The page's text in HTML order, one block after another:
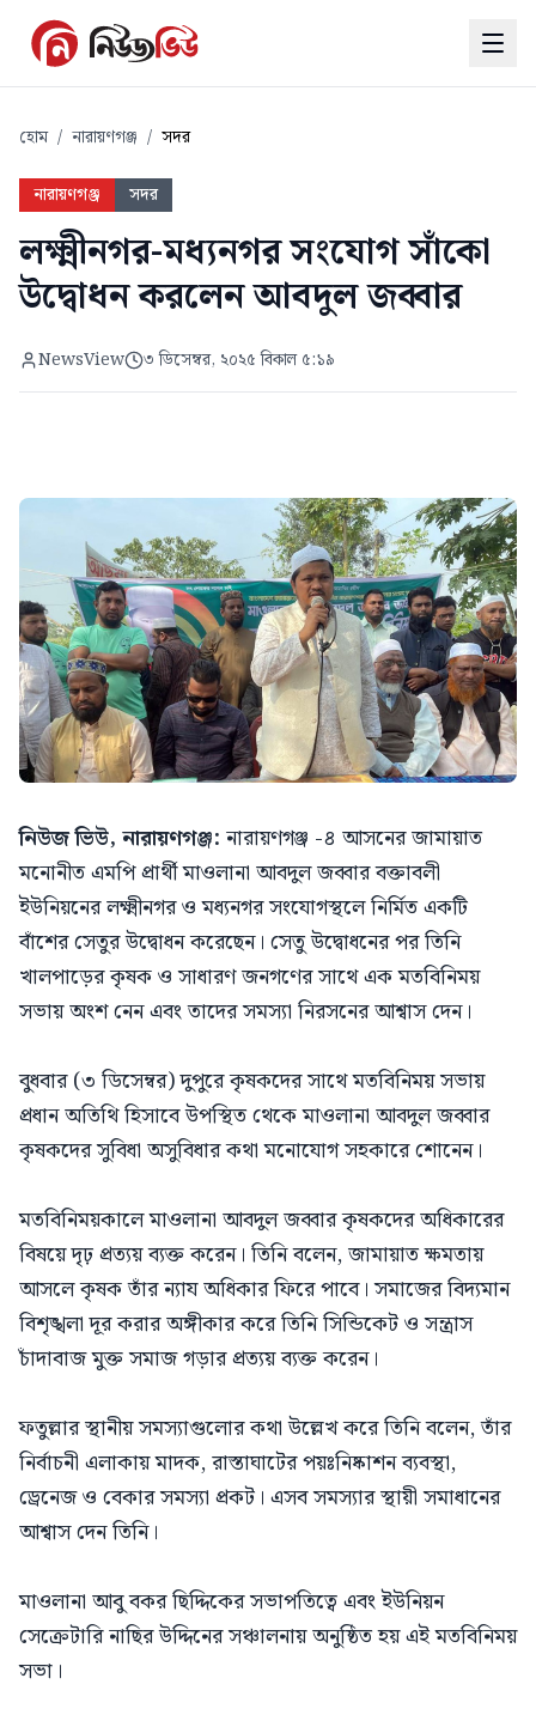
হোম / নারায়ণগঞ্জ / সদর
নারায়ণগঞ্জ সদর
লক্ষ্মীনগর-মধ্যনগর সংযোগ সাঁকো
উদ্বোধন করলেন আবদুল জব্বার
NewsView ৩ ডিসেম্বর, ২০২৫ বিকাল ৫:১৯
নিউজ ভিউ, নারায়ণগঞ্জ: নারায়ণগঞ্জ -৪ আসনের জামায়াত
মনোনীত এমপি প্রার্থী মাওলানা আবদুল জব্বার বক্তাবলী
ইউনিয়নের লক্ষ্মীনগর ও মধ্যনগর সংযোগস্থলে নির্মিত একটি
বাঁশের সেতুর উদ্বোধন করেছেন। সেতু উদ্বোধনের পর তিনি
খালপাড়ের কৃষক ও সাধারণ জনগণের সাথে এক মতবিনিময়
সভায় অংশ নেন এবং তাদের সমস্যা নিরসনের আশ্বাস দেন।
বুধবার (৩ ডিসেম্বর) দুপুরে কৃষকদের সাথে মতবিনিময় সভায়
প্রধান অতিথি হিসাবে উপস্থিত থেকে মাওলানা আবদুল জব্বার
কৃষকদের সুবিধা অসুবিধার কথা মনোযোগ সহকারে শোনেন।
মতবিনিময়কালে মাওলানা আবদুল জব্বার কৃষকদের অধিকারের
বিষয়ে দৃঢ় প্রত্যয় ব্যক্ত করেন। তিনি বলেন, জামায়াত ক্ষমতায়
আসলে কৃষক তাঁর ন্যায অধিকার ফিরে পাবে। সমাজের বিদ্যমান
বিশৃঙ্খলা দূর করার অঙ্গীকার করে তিনি সিন্ডিকেট ও সন্ত্রাস
চাঁদাবাজ মুক্ত সমাজ গড়ার প্রত্যয় ব্যক্ত করেন।
ফতুল্লার স্থানীয় সমস্যাগুলোর কথা উল্লেখ করে তিনি বলেন, তাঁর
নির্বাচনী এলাকায় মাদক, রাস্তাঘাটের পয়ঃনিষ্কাশন ব্যবস্থা,
ড্রেনেজ ও বেকার সমস্যা প্রকট। এসব সমস্যার স্থায়ী সমাধানের
আশ্বাস দেন তিনি।
মাওলানা আবু বকর ছিদ্দিকের সভাপতিত্বে এবং ইউনিয়ন
সেক্রেটারি নাছির উদ্দিনের সঞ্চালনায় অনুষ্ঠিত হয় এই মতবিনিময়
সভা।